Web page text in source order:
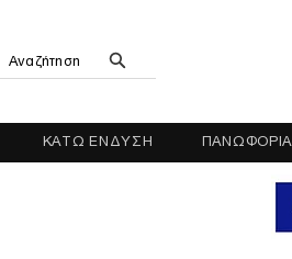
Αναζήτηση
ΚΑΤΩ ΕΝΔΥΣΗ ΠΑΝΩΦΟΡΙΑ